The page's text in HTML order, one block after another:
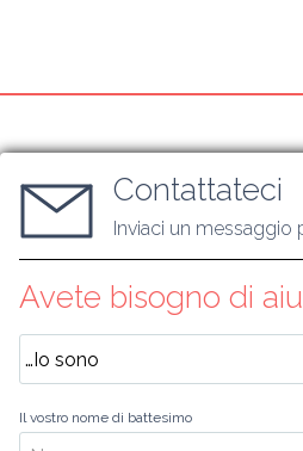
Contattateci
Inviaci un messaggio
Avete bisogno di
Il vostro nome di battesimo